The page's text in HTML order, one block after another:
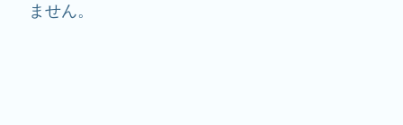
ません。